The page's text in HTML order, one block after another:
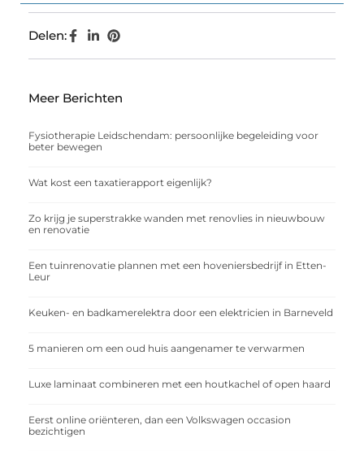
Delen:
Meer Berichten
Fysiotherapie Leidschendam: persoonlijke begeleiding voor
beter bewegen
Wat kost een taxatierapport eigenlijk?
Zo krijg je superstrakke wanden met renovlies in nieuwbouw
en renovatie
Een tuinrenovatie plannen met een hoveniersbedrijf in Etten-
Leur
Keuken- en badkamerelektra door een elektricien in Barneveld
5 manieren om een oud huis aangenamer te verwarmen
Luxe laminaat combineren met een houtkachel of open haard
Eerst online oriënteren, dan een Volkswagen occasion
bezichtigen